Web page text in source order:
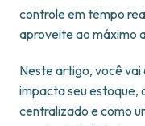
controle em tempo
aproveite ao máximo
Neste artigo, você
impacta seu estoque,
centralizado e como